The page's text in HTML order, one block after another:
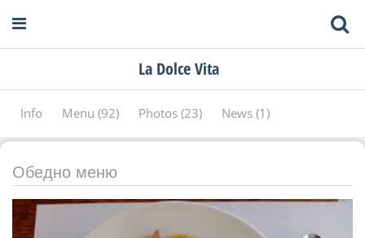
La Dolce Vita
Info Menu (92) Photos (23) News (1)
Обедно меню